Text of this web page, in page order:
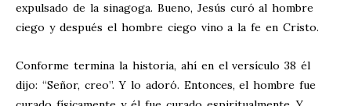
expulsado de la sinagoga. Bueno, Jesús curó al hombre
ciego y después el hombre ciego vino a la fe en Cristo.
Conforme termina la historia, ahí en el versículo 38 él
dijo: “Señor, creo”. Y lo adoró. Entonces, el hombre fue